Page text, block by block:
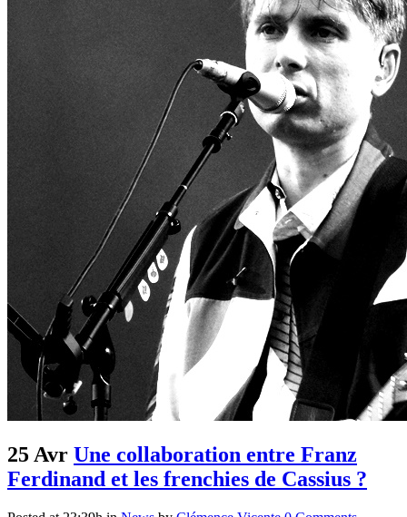
25 Avr Une collaboration entre Franz
Ferdinand et les frenchies de Cassius ?